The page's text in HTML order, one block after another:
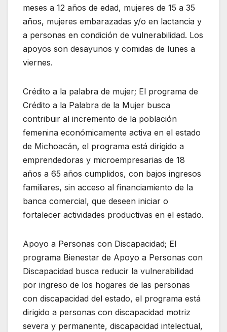
meses a 12 años de edad, mujeres de 15 a 35
años, mujeres embarazadas y/o en lactancia y
a personas en condición de vulnerabilidad. Los
apoyos son desayunos y comidas de lunes a
viernes.
Crédito a la palabra de mujer; El programa de
Crédito a la Palabra de la Mujer busca
contribuir al incremento de la población
femenina económicamente activa en el estado
de Michoacán, el programa está dirigido a
emprendedoras y microempresarias de 18
años a 65 años cumplidos, con bajos ingresos
familiares, sin acceso al financiamiento de la
banca comercial, que deseen iniciar o
fortalecer actividades productivas en el estado.
Apoyo a Personas con Discapacidad; El
programa Bienestar de Apoyo a Personas con
Discapacidad busca reducir la vulnerabilidad
por ingreso de los hogares de las personas
con discapacidad del estado, el programa está
dirigido a personas con discapacidad motriz
severa y permanente, discapacidad intelectual,